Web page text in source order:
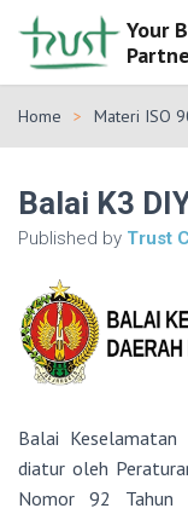
Your
Home Materi ISO
Balai K3
Published by Trust
Balai Keselamatan
diatur oleh
Nomor 92 Tahun